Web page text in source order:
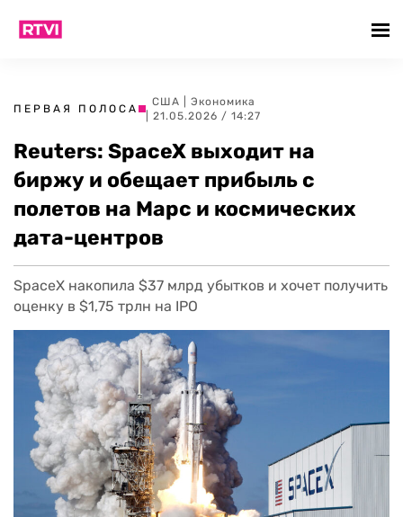
ПЕРВАЯ ПОЛОСА
США
Экономика
| 21.05.2026 / 14:27
Reuters: SpaceX выходит на
биржу и обещает прибыль с
полетов на Марс и космических
дата-центров
SpaceX накопила $37 млрд убытков и хочет получить
оценку в $1,75 трлн на IPO